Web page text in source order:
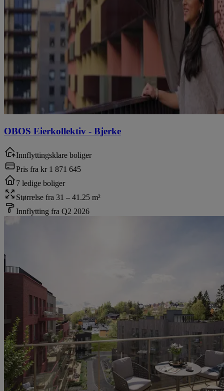
OBOS Eierkollektiv - Bjerke
Innflyttingsklare boliger
Pris fra kr 1 871 645
7 ledige boliger
Størrelse fra 31 – 41.25 m²
Innflytting fra Q2 2026